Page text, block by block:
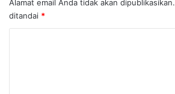
Alamat email Anda tidak akan dipublikasikan.
ditandai *